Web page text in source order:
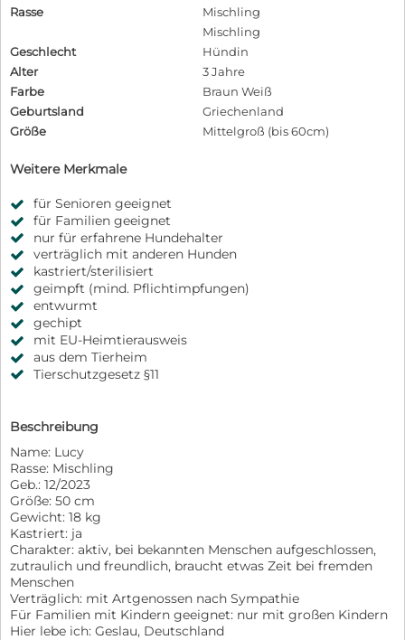
Rasse
Mischling
Mischling
Geschlecht
Hündin
Alter
3 Jahre
Farbe
Braun Weiß
Geburtsland
Griechenland
Größe
Mittelgroß (bis 60cm)
Weitere Merkmale
für Senioren geeignet
für Familien geeignet
nur für erfahrene Hundehalter
verträglich mit anderen Hunden
kastriert/sterilisiert
geimpft (mind. Pflichtimpfungen)
entwurmt
gechipt
mit EU-Heimtierausweis
aus dem Tierheim
Tierschutzgesetz §11
Beschreibung
Name: Lucy
Rasse: Mischling
Geb.: 12/2023
Größe: 50 cm
Gewicht: 18 kg
Kastriert: ja
Charakter: aktiv, bei bekannten Menschen aufgeschlossen,
zutraulich und freundlich, braucht etwas Zeit bei fremden
Menschen
Verträglich: mit Artgenossen nach Sympathie
Für Familien mit Kindern geeignet: nur mit großen Kindern
Hier lebe ich: Geslau, Deutschland